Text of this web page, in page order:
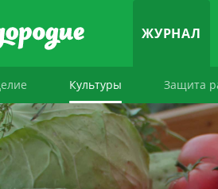
ЖУРНАЛ
Культуры Защита